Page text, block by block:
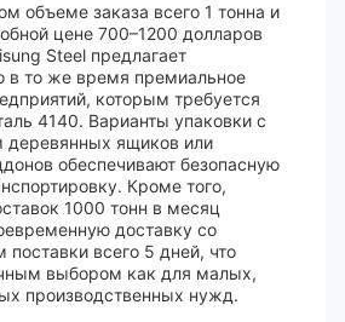
объеме заказа всего 1 тонна и
цене 700–1200 долларов
Steel предлагает
в то же время премиальное
которым требуется
4140. Варианты упаковки с
деревянных ящиков или
обеспечивают безопасную
Кроме того,
1000 тонн в месяц
доставку со
всего 5 дней, что
выбором как для малых,
производственных нужд.